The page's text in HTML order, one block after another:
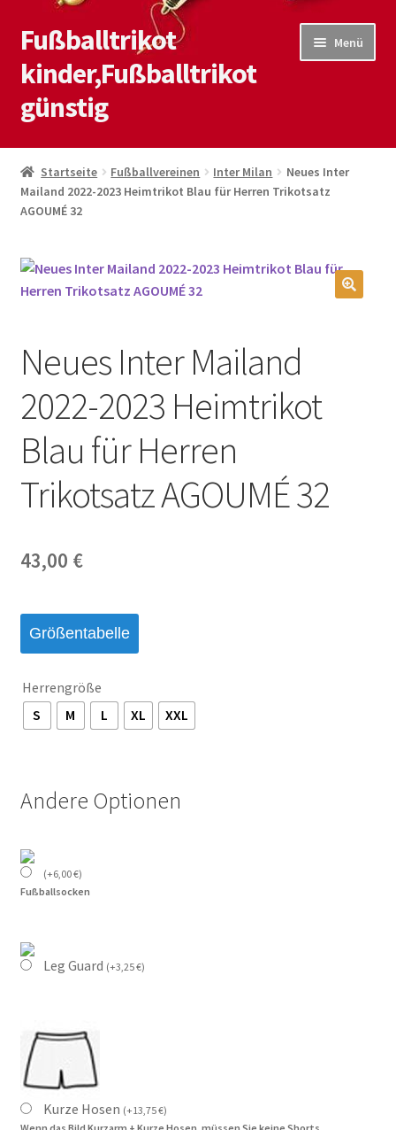
Zur
Navigation
springen
Zum
Inhalt
springen
Fußballtrikot
kinder,Fußballtrikot
günstig
Menü
Start
Blog
Kontaktiere uns
Shop
Startseite Fußballvereinen Inter Milan
Neues Inter
Mailand 2022-2023 Heimtrikot Blau für Herren Trikotsatz
AGOUMÉ 32
Neues Inter Mailand
2022-2023 Heimtrikot
Blau für Herren
Trikotsatz AGOUMÉ 32
43,00 €
Größentabelle
Herrengröße
S
M L XL XXL
Andere Optionen
(+6,00€)
Fußballsocken
Leg Guard (+3,25€)
Kurze Hosen (+13,75€)